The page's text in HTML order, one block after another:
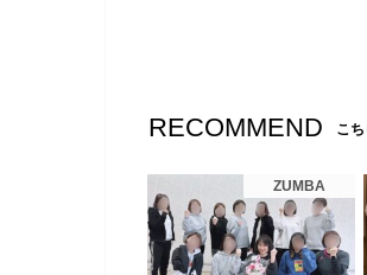
RECOMMEND こ
ZUMBA